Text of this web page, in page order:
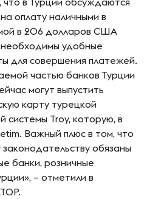
оплату наличными в
в 206 долларов США
удобные
для совершения платежей.
частью банков Турции
могут выпустить
карту турецкой
системы Troy, которую, в
Важный плюс в том, что
обязаны
банки, розничные
– отметили в